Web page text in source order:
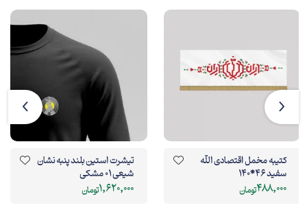
کتیبه مخمل اقتصادی الله
سفید 46*140
488,000تومان
تیشرت استین بلند پنبه نشان
شیعی 01 مشکی
1,620,000تومان